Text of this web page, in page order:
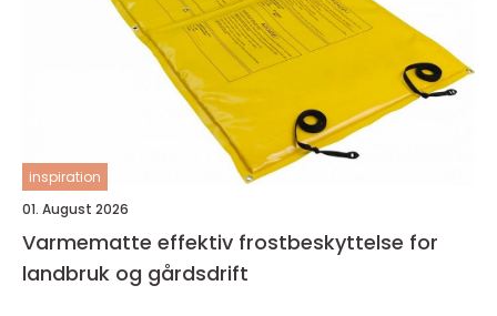
inspiration
01. August 2026
Varmematte effektiv frostbeskyttelse for
landbruk og gårdsdrift